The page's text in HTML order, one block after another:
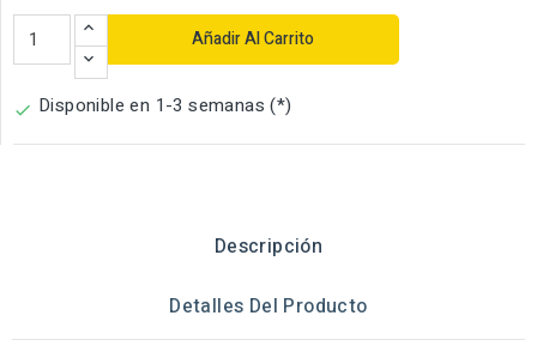
Añadir Al Carrito
 Disponible en 1-3 semanas (*)
Descripción
Detalles Del Producto